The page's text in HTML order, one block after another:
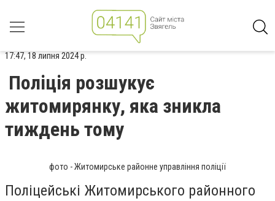
17:47, 18 липня 2024 р.
Поліція розшукує
житомирянку, яка зникла
тиждень тому
фото - Житомирське районне управління поліції
Поліцейські Житомирського районного